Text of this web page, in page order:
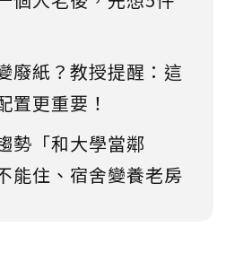
廢紙？教授提醒：這
置更重要！
勢「和大學當鄰
能住、宿舍變養老房